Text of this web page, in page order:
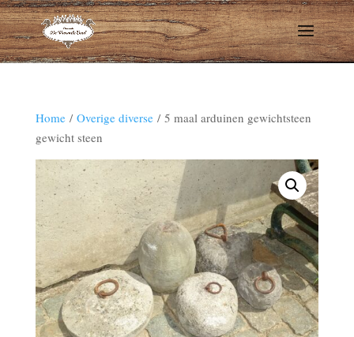
Home/ Overige diverse/ 5 maal arduinen gewichtsteen
gewicht steen